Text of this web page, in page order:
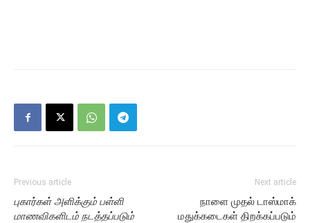
Previous article
புகார்கள் அளிக்கும் பள்ளி
மாணவிகளிடம் நடத்தப்படும்
Next article
நாளை முதல் டாஸ்மாக்
மதுக்கடைகள் திறக்கப்படும்